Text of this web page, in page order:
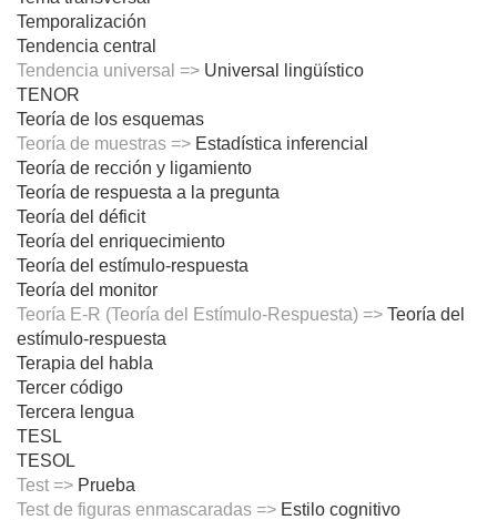
Temporalización
Tendencia central
Tendencia universal => Universal lingüístico
TENOR
Teoría de los esquemas
Teoría de muestras => Estadística inferencial
Teoría de rección y ligamiento
Teoría de respuesta a la pregunta
Teoría del déficit
Teoría del enriquecimiento
Teoría del estímulo-respuesta
Teoría del monitor
Teoría E-R (Teoría del Estímulo-Respuesta) => Teoría del
estímulo-respuesta
Terapia del habla
Tercer código
Tercera lengua
TESL
TESOL
Test => Prueba
Test de figuras enmascaradas => Estilo cognitivo